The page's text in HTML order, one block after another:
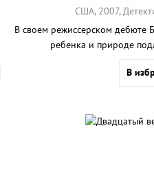
США, 2007,
В своем режиссерском дебюте
ребенка и природе
В